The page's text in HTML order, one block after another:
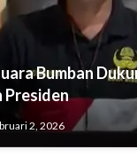
Bumban
Presiden
2, 2026